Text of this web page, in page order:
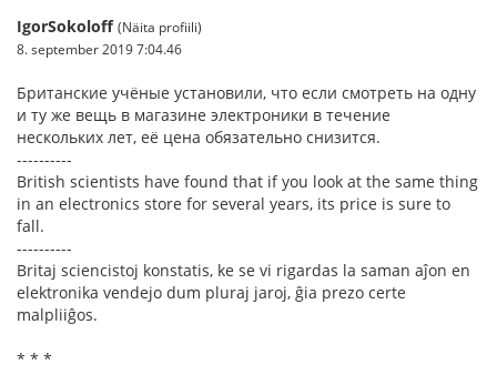
IgorSokoloff (Näita profiili)
8. september 2019 7:04.46
Британские учёные установили, что если смотреть на одну
и ту же вещь в магазине электроники в течение
нескольких лет, её цена обязательно снизится.
----------
British scientists have found that if you look at the same thing
in an electronics store for several years, its price is sure to
fall.
----------
Britaj sciencistoj konstatis, ke se vi rigardas la saman aĵon en
elektronika vendejo dum pluraj jaroj, ĝia prezo certe
malpliiĝos.
* * *